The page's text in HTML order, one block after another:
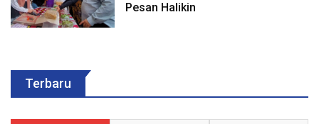
Pesan Halikin
Terbaru